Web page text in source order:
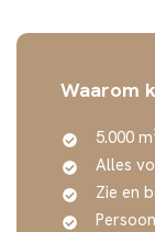
Waarom
5.000
Alles
Zie en